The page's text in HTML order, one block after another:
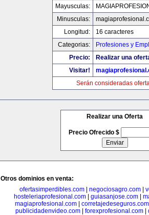
Mayusculas:
Minusculas:
Longitud:
16 caracteres
Categorias:
Profesiones y
Precio:
Realizar una
Visitar!
Serán consideradas
Realizar una Oferta
Precio Ofrecido $
Otros dominios en venta:
ofertasimperdibles.com
negociosagro.com
hosteleriaprofesional.com| guiasanjose.com|
magiaprofesional.com
corretajedeseguros.com
publicidadenvideo.com| forexprofesional.com|